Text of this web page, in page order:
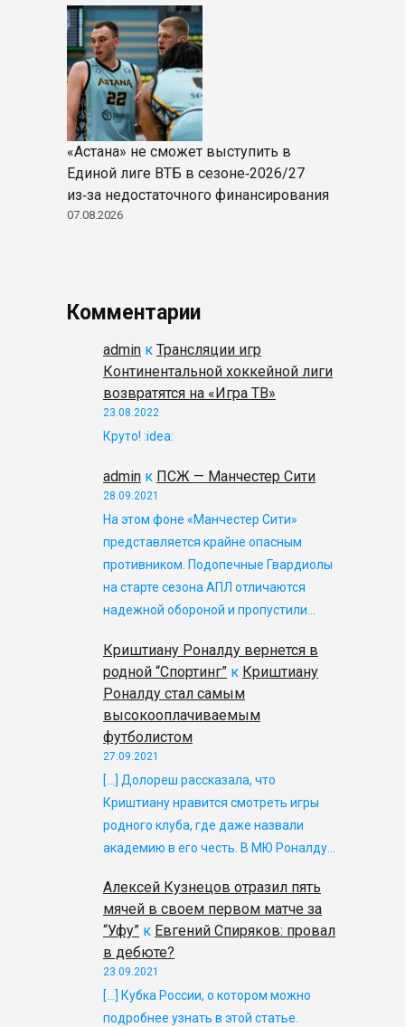
«Астана» не сможет выступить в
Единой лиге ВТБ в сезоне‑2026/27
из‑за недостаточного финансирования
07.08.2026
Комментарии
admin к Трансляции игр
Континентальной хоккейной лиги
возвратятся на «Игра ТВ»
23.08.2022
Круто! :idea:
admin к ПСЖ — Манчестер Сити
28.09.2021
На этом фоне «Манчестер Сити»
представляется крайне опасным
противником. Подопечные Гвардиолы
на старте сезона АПЛ отличаются
надежной обороной и пропустили…
Криштиану Роналду вернется в
родной “Спортинг” к Криштиану
Роналду стал самым
высокооплачиваемым
футболистом
27.09.2021
[…] Долореш рассказала, что
Криштиану нравится смотреть игры
родного клуба, где даже назвали
академию в его честь. В МЮ Роналду…
Алексей Кузнецов отразил пять
мячей в своем первом матче за
“Уфу” к Евгений Спиряков: провал
в дебюте?
23.09.2021
[…] Кубка России, о котором можно
подробнее узнать в этой статье.